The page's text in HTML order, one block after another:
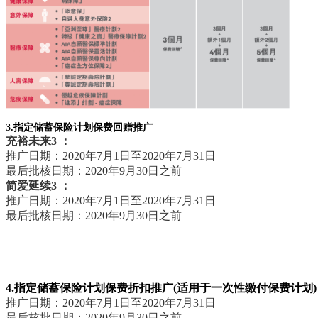
3.指定储蓄保险计划保费回赠推广
充裕未来3 ：
推广日期：2020年7月1日至2020年7月31日
最后批核日期：2020年9月30日之前
简爱延续3 ：
推广日期：2020年7月1日至2020年7月31日
最后批核日期：2020年9月30日之前
4.指定储蓄保险计划保费折扣推广(适用于一次性缴付保费计划
推广日期：2020年7月1日至2020年7月31日